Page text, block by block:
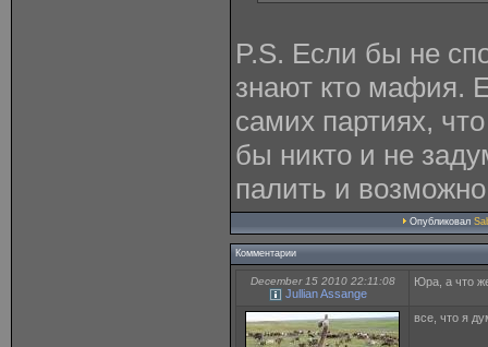
P.S. Если бы не
знают кто мафия.
самих партиях,
бы никто и не
палить и
Опубликовал
Комментарии
December 15 2010 22:11:08
Jullian Assange
Юра, а что
все, что я